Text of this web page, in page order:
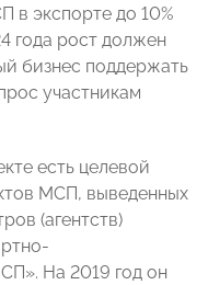
в экспорте до 10%
года рост должен
бизнес поддержать
участникам
есть целевой
МСП, выведенных
(агентств)
На 2019 год он